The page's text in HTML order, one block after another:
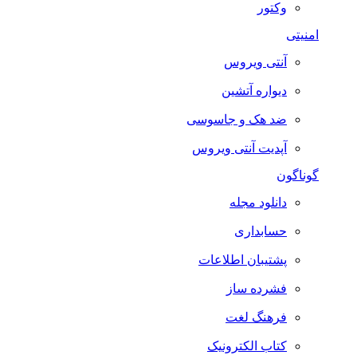
وکتور
امنیتی
آنتی ویروس
دیواره آتشین
ضد هک و جاسوسی
آپدیت آنتی ویروس
گوناگون
دانلود مجله
حسابداری
پشتیبان اطلاعات
فشرده ساز
فرهنگ لغت
کتاب الکترونیک